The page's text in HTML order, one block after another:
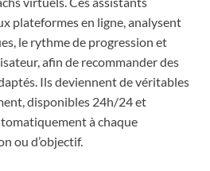
plateformes en ligne, analysent
le rythme de progression et
afin de recommander des
Ils deviennent de véritables
disponibles 24h/24 et
à chaque
ou d’objectif.